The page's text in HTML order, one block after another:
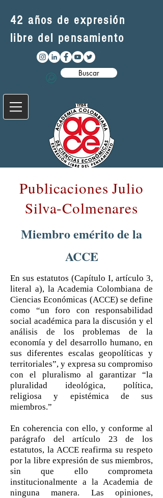
42 años de expresión
libre del pensamiento
Buscar
Publicaciones Julio
Silva-Colmenares
Miembro emérito de la
ACCE
En sus estatutos (Capítulo I, artículo 3,
literal a), la Academia Colombiana de
Ciencias Económicas (ACCE) se define
como “un foro con responsabilidad
social académica para la discusión y el
análisis de los problemas de la
economía y del desarrollo humano, en
sus diferentes escalas geopolíticas y
territoriales”, y expresa su compromiso
con el pluralismo al garantizar “la
pluralidad ideológica, política,
religiosa y epistémica de sus
miembros.”
En coherencia con ello, y conforme al
parágrafo del artículo 23 de los
estatutos, la ACCE reafirma su respeto
por la libre expresión de sus miembros,
sin que ello comprometa
institucionalmente a la Academia de
ninguna manera. Las opiniones,